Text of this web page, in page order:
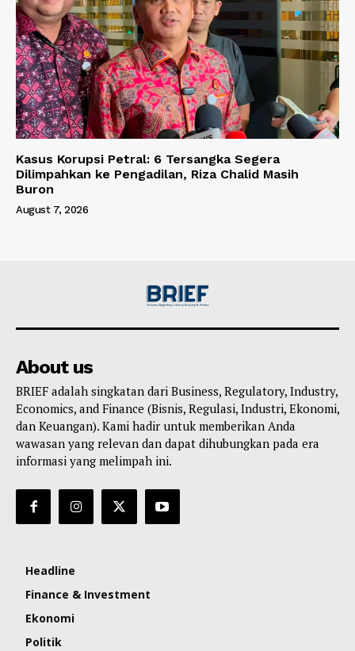
Kasus Korupsi Petral: 6 Tersangka Segera
Dilimpahkan ke Pengadilan, Riza Chalid Masih
Buron
August 7, 2026
About us
BRIEF adalah singkatan dari Business, Regulatory, Industry,
Economics, and Finance (Bisnis, Regulasi, Industri, Ekonomi,
dan Keuangan). Kami hadir untuk memberikan Anda
wawasan yang relevan dan dapat dihubungkan pada era
informasi yang melimpah ini.
Headline
Finance & Investment
Ekonomi
Politik